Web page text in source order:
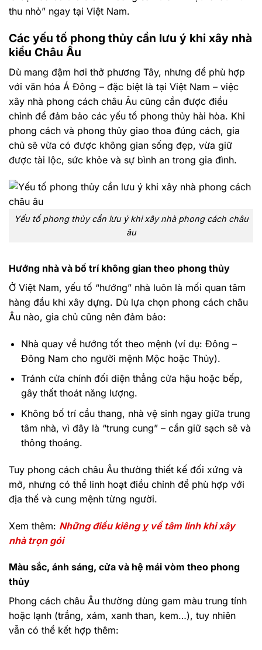
thu nhỏ” ngay tại Việt Nam.
Các yếu tố phong thủy cần lưu ý khi xây nhà
kiểu Châu Âu
Dù mang đậm hơi thở phương Tây, nhưng để phù hợp
với văn hóa Á Đông – đặc biệt là tại Việt Nam – việc
xây nhà phong cách châu Âu cũng cần được điều
chỉnh để đảm bảo các yếu tố phong thủy hài hòa. Khi
phong cách và phong thủy giao thoa đúng cách, gia
chủ sẽ vừa có được không gian sống đẹp, vừa giữ
được tài lộc, sức khỏe và sự bình an trong gia đình.
Yếu tố phong thủy cần lưu ý khi xây nhà phong cách châu
âu
Hướng nhà và bố trí không gian theo phong thủy
Ở Việt Nam, yếu tố “hướng” nhà luôn là mối quan tâm
hàng đầu khi xây dựng. Dù lựa chọn phong cách châu
Âu nào, gia chủ cũng nên đảm bảo:
Nhà quay về hướng tốt theo mệnh (ví dụ: Đông –
Đông Nam cho người mệnh Mộc hoặc Thủy).
Tránh cửa chính đối diện thẳng cửa hậu hoặc bếp,
gây thất thoát năng lượng.
Không bố trí cầu thang, nhà vệ sinh ngay giữa trung
tâm nhà, vì đây là “trung cung” – cần giữ sạch sẽ và
thông thoáng.
Tuy phong cách châu Âu thường thiết kế đối xứng và
mở, nhưng có thể linh hoạt điều chỉnh để phù hợp với
địa thế và cung mệnh từng người.
Xem thêm: Những điều kiêng ỵ về tâm linh khi xây
nhà trọn gói
Màu sắc, ánh sáng, cửa và hệ mái vòm theo phong
thủy
Phong cách châu Âu thường dùng gam màu trung tính
hoặc lạnh (trắng, xám, xanh than, kem…), tuy nhiên
vẫn có thể kết hợp thêm: